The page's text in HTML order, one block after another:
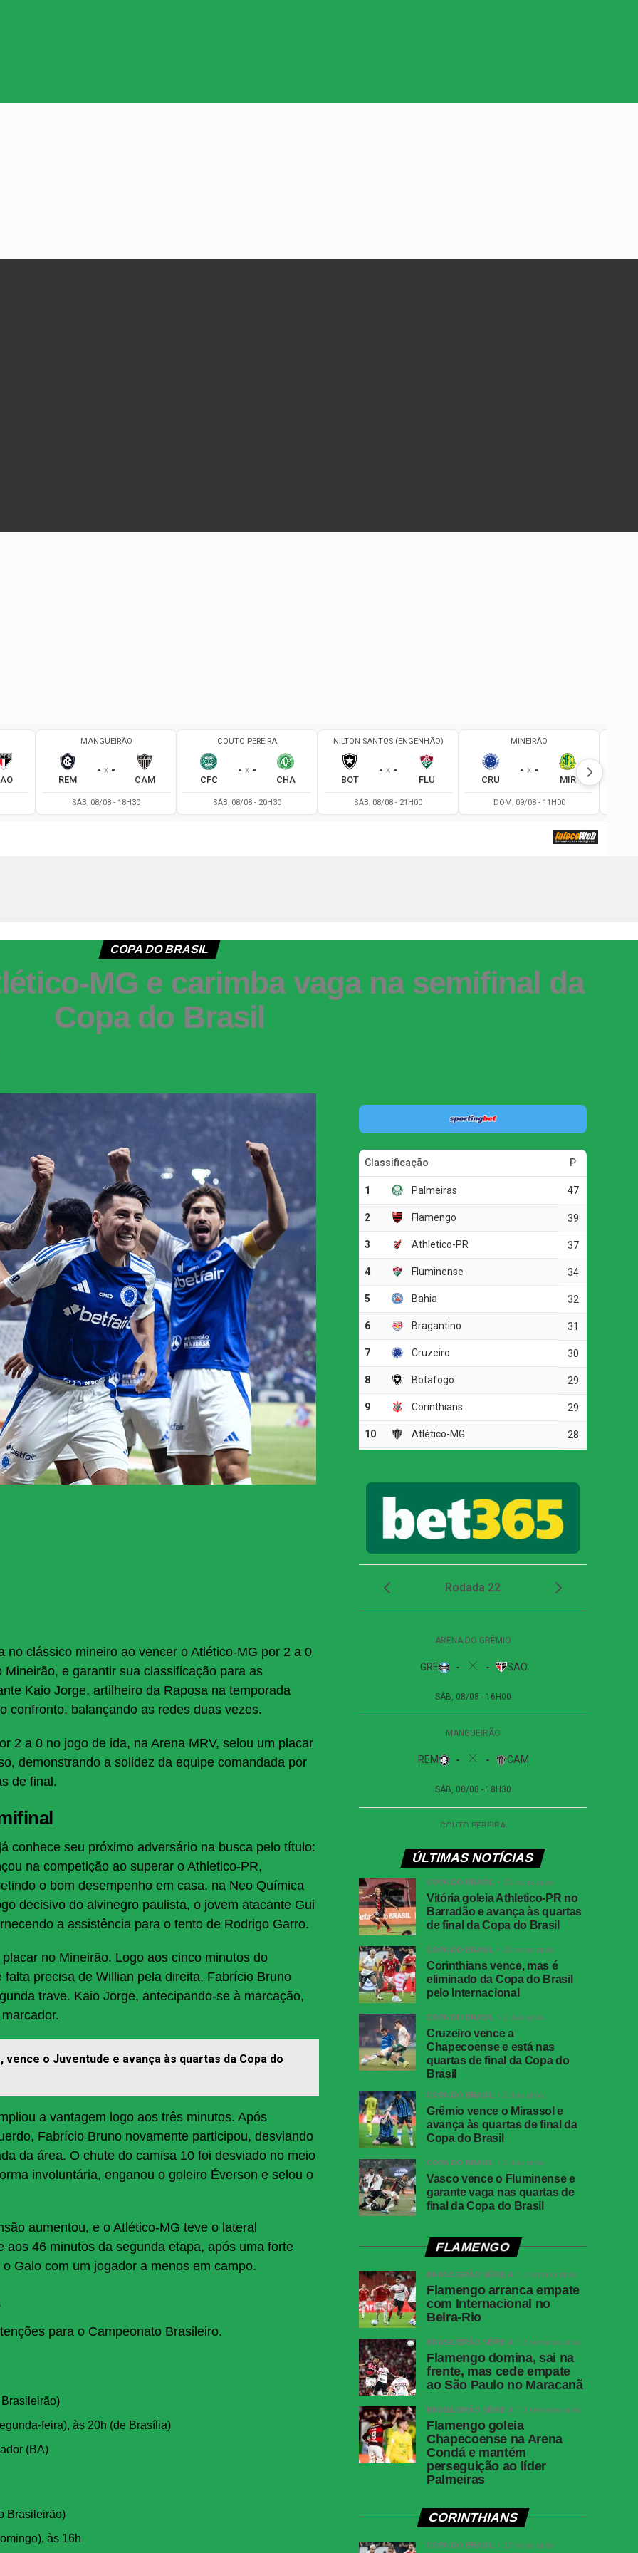
COPA DO BRASIL
MG e carimba vaga na semifinal da
Copa do Brasil
no clássico mineiro ao vencer o Atlético-MG por 2 a 0
e garantir sua classificação para as
Kaio Jorge, artilheiro da Raposa na temporada
confronto, balançando as redes duas vezes.
2 a 0 no jogo de ida, na Arena MRV, selou um placar
demonstrando a solidez da equipe comandada por
de final.
conhece seu próximo adversário na busca pelo título:
na competição ao superar o Athletico-PR,
o bom desempenho em casa, na Neo Química
decisivo do alvinegro paulista, o jovem atacante Gui
a assistência para o tento de Rodrigo Garro.
no Mineirão. Logo aos cinco minutos do
precisa de Willian pela direita, Fabrício Bruno
trave. Kaio Jorge, antecipando-se à marcação,
o Juventude e avança às quartas da Copa do
a vantagem logo aos três minutos. Após
Fabrício Bruno novamente participou, desviando
da área. O chute do camisa 10 foi desviado no meio
involuntária, enganou o goleiro Éverson e selou o
aumentou, e o Atlético-MG teve o lateral
aos 46 minutos da segunda etapa, após uma forte
Galo com um jogador a menos em campo.
para o Campeonato Brasileiro.
Brasileirão)
feira), às 20h (de Brasília)
(BA)
Brasileirão)
às 16h
ÚLTIMAS NOTÍCIAS
COPA DO BRASIL 13 horas atrás
Vitória goleia Athletico-PR no
Barradão e avança às quartas
de final da Copa do Brasil
COPA DO BRASIL 13 horas atrás
Corinthians vence, mas é
eliminado da Copa do Brasil
pelo Internacional
COPA DO BRASIL 2 dias atrás
Cruzeiro vence a
Chapecoense e está nas
quartas de final da Copa do
Brasil
COPA DO BRASIL 2 dias atrás
Grêmio vence o Mirassol e
avança às quartas de final da
Copa do Brasil
COPA DO BRASIL 2 dias atrás
Vasco vence o Fluminense e
garante vaga nas quartas de
final da Copa do Brasil
FLAMENGO
BRASILEIRÃO SÉRIE A 1 semana atrás
Flamengo arranca empate
com Internacional no
Beira-Rio
BRASILEIRÃO SÉRIE A 2 semanas atrás
Flamengo domina, sai na
frente, mas cede empate
ao São Paulo no Maracanã
BRASILEIRÃO SÉRIE A 2 semanas atrás
Flamengo goleia
Chapecoense na Arena
Condá e mantém
perseguição ao líder
Palmeiras
CORINTHIANS
COPA DO BRASIL 13 horas atrás